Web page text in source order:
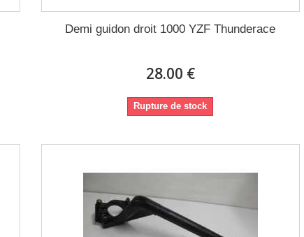
Demi guidon droit 1000 YZF Thunderace
28.00 €
Rupture de stock